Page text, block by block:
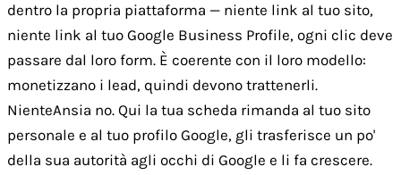
dentro la propria piattaforma — niente link al tuo sito,
niente link al tuo Google Business Profile, ogni clic deve
passare dal loro form. È coerente con il loro modello:
monetizzano i lead, quindi devono trattenerli.
NienteAnsia no. Qui la tua scheda rimanda al tuo sito
personale e al tuo profilo Google, gli trasferisce un po'
della sua autorità agli occhi di Google e li fa crescere.